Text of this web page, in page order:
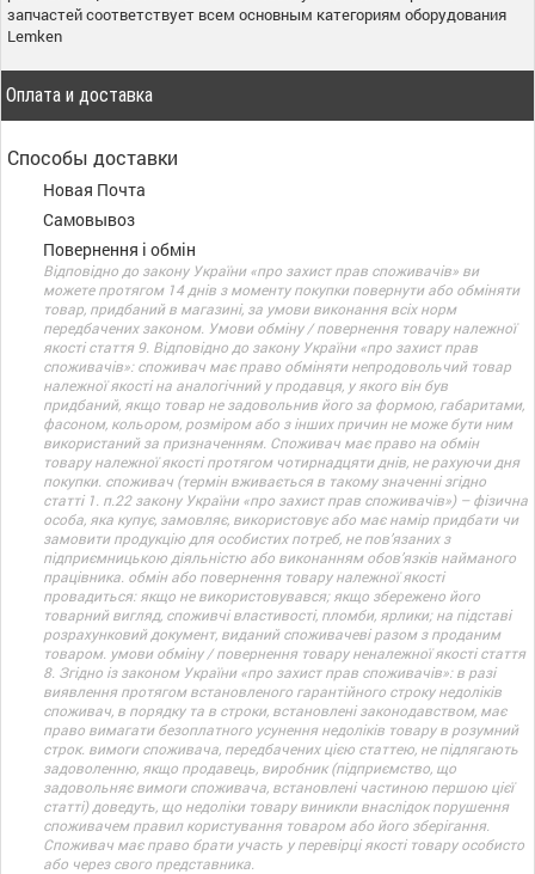
запчастей соответствует всем основным категориям оборудования
Lemken
Оплата и доставка
Способы доставки
Новая Почта
Самовывоз
Повернення і обмін
Відповідно до закону України «про захист прав споживачів» ви
можете протягом 14 днів з моменту покупки повернути або обміняти
товар, придбаний в магазині, за умови виконання всіх норм
передбачених законом. Умови обміну / повернення товару належної
якості стаття 9. Відповідно до закону України «про захист прав
споживачів»: споживач має право обміняти непродовольчий товар
належної якості на аналогічний у продавця, у якого він був
придбаний, якщо товар не задовольнив його за формою, габаритами,
фасоном, кольором, розміром або з інших причин не може бути ним
використаний за призначенням. Споживач має право на обмін
товару належної якості протягом чотирнадцяти днів, не рахуючи дня
покупки. споживач (термін вживається в такому значенні згідно
статті 1. п.22 закону України «про захист прав споживачів») – фізична
особа, яка купує, замовляє, використовує або має намір придбати чи
замовити продукцію для особистих потреб, не пов’язаних з
підприємницькою діяльністю або виконанням обов’язків найманого
працівника. обмін або повернення товару належної якості
провадиться: якщо не використовувався; якщо збережено його
товарний вигляд, споживчі властивості, пломби, ярлики; на підставі
розрахунковий документ, виданий споживачеві разом з проданим
товаром. умови обміну / повернення товару неналежної якості стаття
8. Згідно із законом України «про захист прав споживачів»: в разі
виявлення протягом встановленого гарантійного строку недоліків
споживач, в порядку та в строки, встановлені законодавством, має
право вимагати безоплатного усунення недоліків товару в розумний
строк. вимоги споживача, передбачених цією статтею, не підлягають
задоволенню, якщо продавець, виробник (підприємство, що
задовольняє вимоги споживача, встановлені частиною першою цієї
статті) доведуть, що недоліки товару виникли внаслідок порушення
споживачем правил користування товаром або його зберігання.
Споживач має право брати участь у перевірці якості товару особисто
або через свого представника.